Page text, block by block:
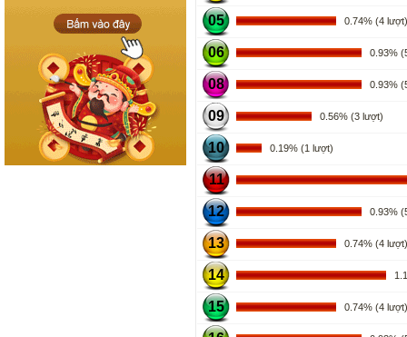
05 0.74% (4 lượt)
06 0.93%
08 0.93%
09 0.56% (3 lượt)
10 0.19% (1 lượt)
11
12 0.93%
13 0.74% (4 lượt)
14
15 0.74% (4 lượt)